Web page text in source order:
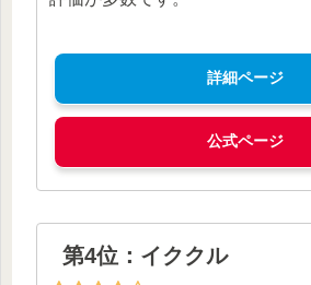
詳細ページ
公式ページ
第4位：イククル